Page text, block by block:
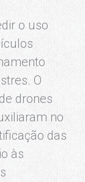
o uso
O
drones
no
das
às